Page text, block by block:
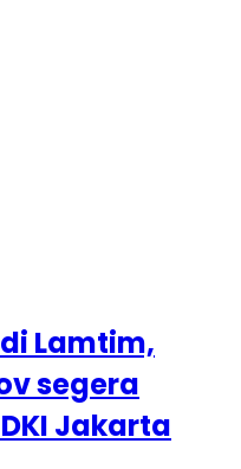
Lamtim,
segera
Jakarta